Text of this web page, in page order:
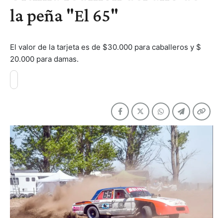
la peña "El 65"
El valor de la tarjeta es de $30.000 para caballeros y $
20.000 para damas.